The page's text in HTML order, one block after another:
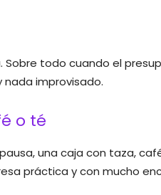
Sobre todo cuando el
improvisado.
o té
una caja con taza,
práctica y con mucho